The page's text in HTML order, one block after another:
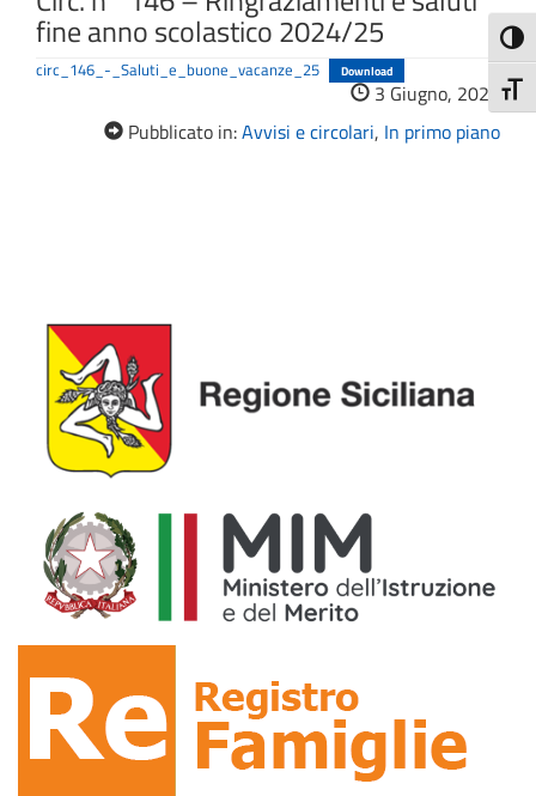
fine anno scolastico 2024/25
circ_146_-_Saluti_e_buone_vacanze_25 Download
3 Giugno, 2025
Pubblicato in:Avvisi e circolari, In primo piano